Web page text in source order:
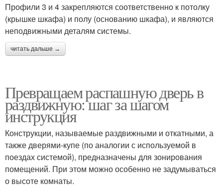
Профили 3 и 4 закрепляются соответственно к потолку
(крышке шкафа) и полу (основанию шкафа), и являются
неподвижными деталям системы.
читать дальше →
Превращаем распашную дверь в
раздвижную: шаг за шагом
инструкция
Конструкции, называемые раздвижными и откатными, а
также дверями-купе (по аналогии с используемой в
поездах системой), предназначены для зонирования
помещений. При этом можно особенно не задумываться
о высоте комнаты.